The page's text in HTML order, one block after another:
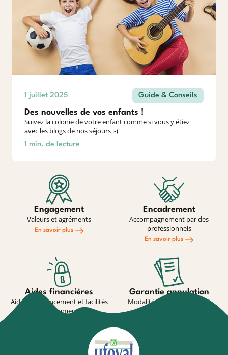
1 juillet 2025 Guide & Conseils
Des nouvelles de vos enfants !
Suivez la colonie de votre enfant comme si vous y étiez
avec les blogs de nos séjours :-)
1 min. de lecture
Engagement
Valeurs et agréments
En savoir plus
Encadrement
Accompagnement par des
professionnels
En savoir plus
Aides financières
Aides au financement et facilités
de paiement
Garantie annulation
Modalité de souscription et